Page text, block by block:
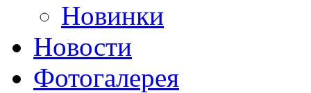
Новинки
Новости
Фотогалерея